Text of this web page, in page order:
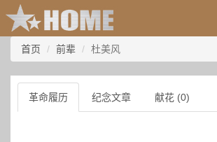
首页 前辈 杜美风
革命履历 纪念文章 献花 (0)